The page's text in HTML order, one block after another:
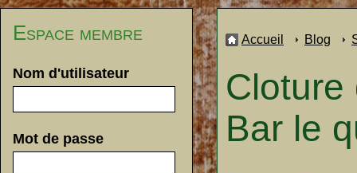
Espace membre
Nom d'utilisateur
Mot de passe
Accueil Blog
Cloture
Bar le